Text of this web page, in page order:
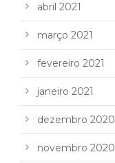
abril 2021
março 2021
fevereiro 2021
janeiro 2021
dezembro 2020
novembro 2020